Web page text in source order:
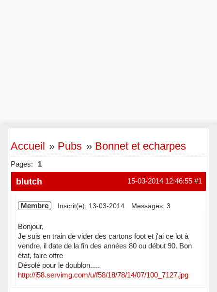
Accueil » Pubs » Bonnet et echarpes
Pages: 1
#1
15-03-2014 12:46:55
blutch
Membre Inscrit(e): 13-03-2014 Messages: 3
Bonjour,
Je suis en train de vider des cartons foot et j'ai ce lot à
vendre, il date de la fin des années 80 ou début 90. Bon
état, faire offre
Désolé pour le doublon.....
http://i58.servimg.com/u/f58/18/78/14/07/100_7127.jpg